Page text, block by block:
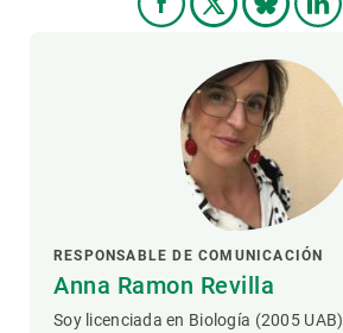
RESPONSABLE DE COMUNICACIÓN
Anna Ramon Revilla
Soy licenciada en Biología (2005